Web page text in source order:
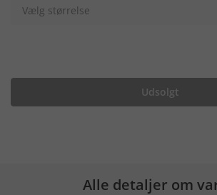
Vælg størrelse
Udsolgt
Alle detaljer om